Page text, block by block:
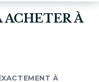
ACHETER À
À